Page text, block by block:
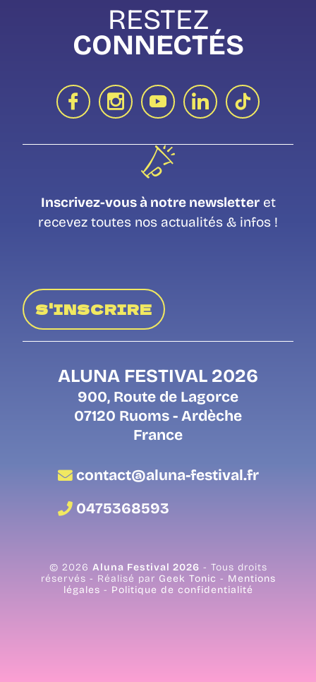
RESTEZ
CONNECTÉS
Inscrivez-vous à notre newsletteret
recevez toutes nos actualités & infos !
S'INSCRIRE
ALUNA FESTIVAL 2026
900, Route de Lagorce
07120 Ruoms - Ardèche
France
contact@aluna-festival.fr
0475368593
© 2026 Aluna Festival 2026 - Tous droits
réservés - Réalisé par Geek Tonic - Mentions
légales - Politique de confidentialité